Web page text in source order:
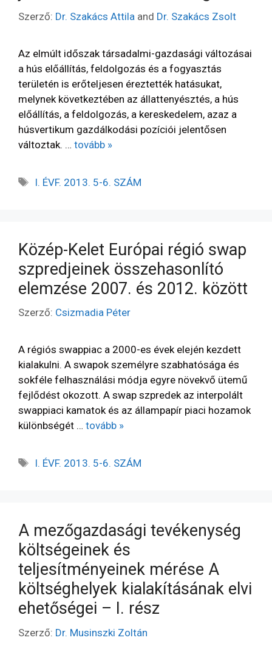
Szerző: Dr. Szakács Attila and Dr. Szakács Zsolt
Az elmúlt időszak társadalmi-gazdasági változásai
a hús előállítás, feldolgozás és a fogyasztás
területén is erőteljesen éreztették hatásukat,
melynek következtében az állattenyésztés, a hús
előállítás, a feldolgozás, a kereskedelem, azaz a
húsvertikum gazdálkodási pozíciói jelentősen
változtak. … tovább »
I. ÉVF. 2013. 5-6. SZÁM
Közép-Kelet Európai régió swap
szpredjeinek összehasonlító
elemzése 2007. és 2012. között
Szerző: Csizmadia Péter
A régiós swappiac a 2000-es évek elején kezdett
kialakulni. A swapok személyre szabhatósága és
sokféle felhasználási módja egyre növekvő ütemű
fejlődést okozott. A swap szpredek az interpolált
swappiaci kamatok és az állampapír piaci hozamok
különbségét … tovább »
I. ÉVF. 2013. 5-6. SZÁM
A mezőgazdasági tevékenység
költségeinek és
teljesítményeinek mérése A
költséghelyek kialakításának elvi
ehetőségei – I. rész
Szerző: Dr. Musinszki Zoltán